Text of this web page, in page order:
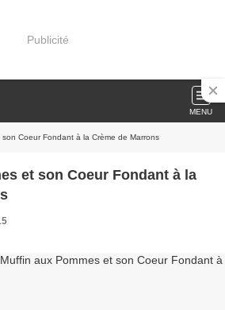
Publicité
MENU
Coeur Fondant à la Crème de Marrons
et son Coeur Fondant à la